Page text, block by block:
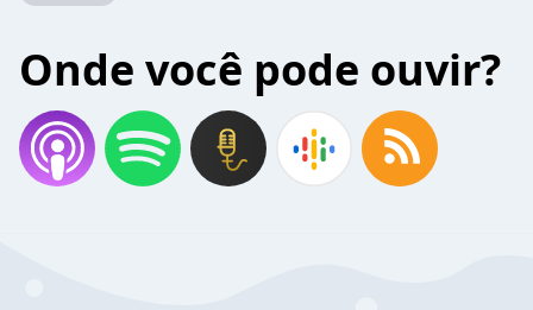
Onde você pode ouvir?